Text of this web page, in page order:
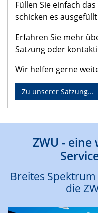
Füllen Sie einfach das
schicken es
Erfahren Sie mehr
Satzung oder
Wir helfen gerne
Zu unserer Satzung...
ZWU - eine
Breites
die